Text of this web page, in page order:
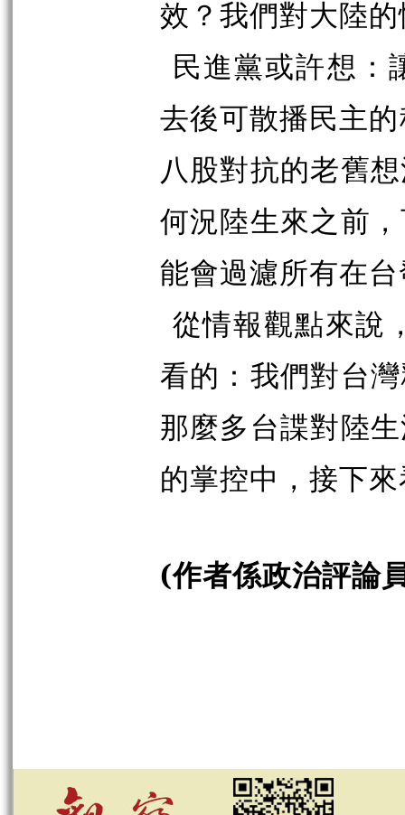
效？我們對大陸
民進黨或許想：
去後可散播民主
八股對抗的老舊
何況陸生來之前
能會過濾所有在
從情報觀點來說
看的：我們對台
那麼多台諜對陸
的掌控中，接下
(作者係政治評論